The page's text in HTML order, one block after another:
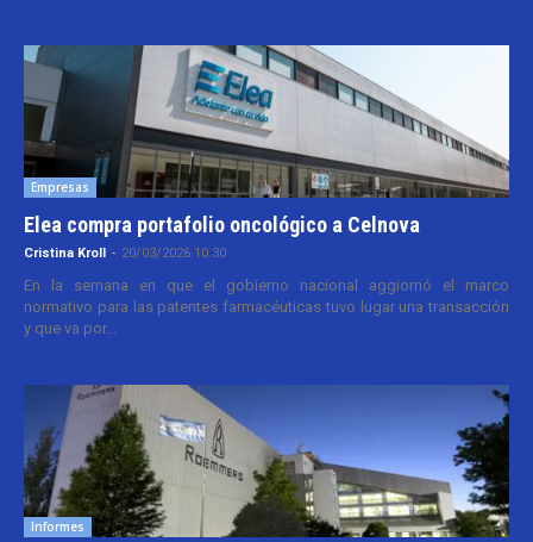
Empresas
Elea compra portafolio oncológico a Celnova
Cristina Kroll - 20/03/2026 10:30
En la semana en que el gobierno nacional aggiornó el marco
normativo para las patentes farmacéuticas tuvo lugar una transacción
y que va por...
Informes